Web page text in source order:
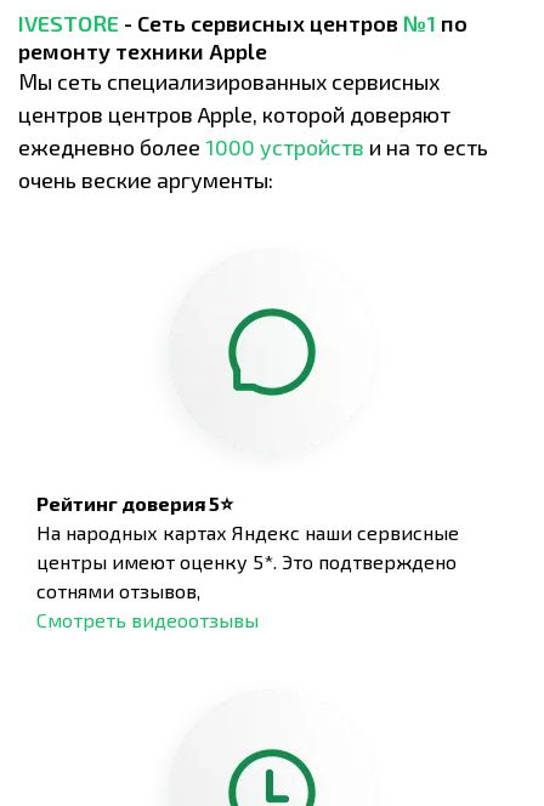
IVESTORE - Сеть сервисных центров №1 по
ремонту техники Apple
Мы сеть специализированных сервисных
центров центров Apple, которой доверяют
ежедневно более 1000 устройств и на то есть
очень веские аргументы:
Рейтинг доверия 5⭐
На народных картах Яндекс наши сервисные
центры имеют оценку 5*. Это подтверждено
сотнями отзывов,
Смотреть видеоотзывы